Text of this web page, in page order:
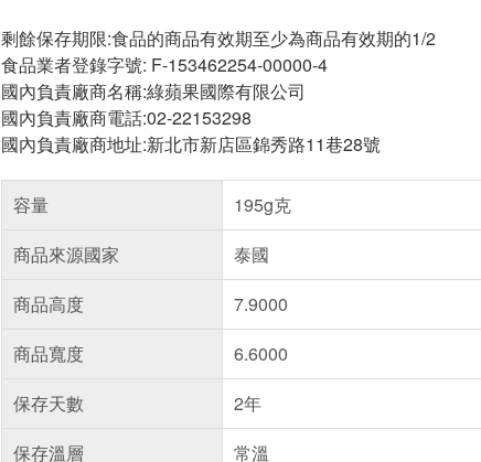
剩餘保存期限:食品的商品有效期至少為商品有效期的1/2
食品業者登錄字號: F-153462254-00000-4
國內負責廠商名稱:綠蘋果國際有限公司
國內負責廠商電話:02-22153298
國內負責廠商地址:新北市新店區錦秀路11巷28號
容量
195g克
商品來源國家
泰國
商品高度
7.9000
商品寬度
6.6000
保存天數
2年
保存溫層
常溫